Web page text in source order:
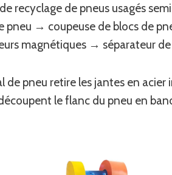
recyclage de pneus usagés
pneu → coupeuse de blocs de
magnétiques → séparateur
pneu retire les jantes en acier
le flanc du pneu en